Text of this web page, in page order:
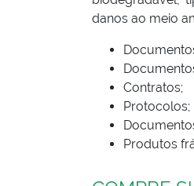
danos ao meio
Contratos;
Protocolos;
Produtos